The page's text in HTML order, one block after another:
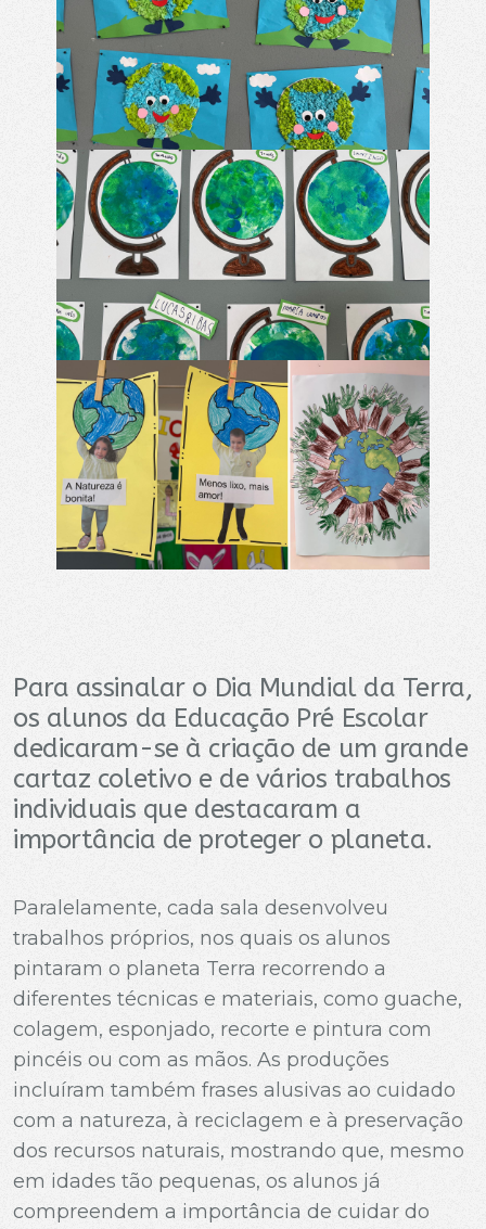
Para assinalar o Dia Mundial da Terra,
os alunos da Educação Pré Escolar
dedicaram-se à criação de um grande
cartaz coletivo e de vários trabalhos
individuais que destacaram a
importância de proteger o planeta.
Paralelamente, cada sala desenvolveu
trabalhos próprios, nos quais os alunos
pintaram o planeta Terra recorrendo a
diferentes técnicas e materiais, como guache,
colagem, esponjado, recorte e pintura com
pincéis ou com as mãos. As produções
incluíram também frases alusivas ao cuidado
com a natureza, à reciclagem e à preservação
dos recursos naturais, mostrando que, mesmo
em idades tão pequenas, os alunos já
compreendem a importância de cuidar do